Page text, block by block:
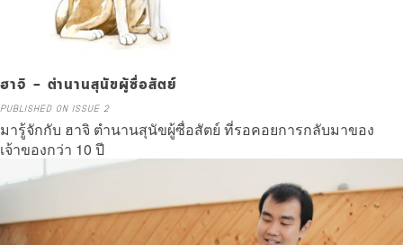
ฮาจิ – ตำนานสุนัขผู้ซื่อสัตย์
PUBLISHED ON ISSUE 2
มารู้จักกับ ฮาจิ ตำนานสุนัขผู้ซื่อสัตย์ ที่รอคอยการกลับมาของ
เจ้าของกว่า 10 ปี